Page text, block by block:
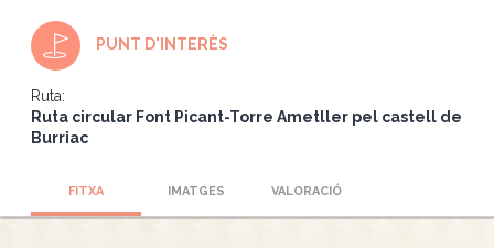
PUNT D'INTERÈS
Ruta:
Ruta circular Font Picant-Torre Ametller pel castell de
Burriac
FITXA IMATGES VALORACIÓ